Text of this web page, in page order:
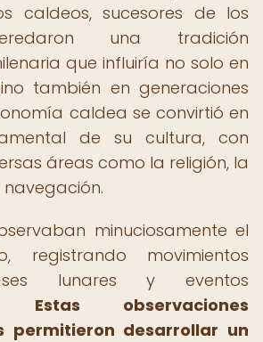
caldeos, sucesores de los
una tradición
que influiría no solo en
también en generaciones
caldea se convirtió en
de su cultura, con
áreas como la religión, la
minuciosamente el
registrando movimientos
lunares y eventos
Estas observaciones
permitieron desarrollar un